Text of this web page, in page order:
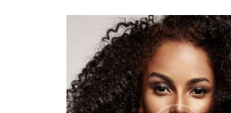
Portfolio